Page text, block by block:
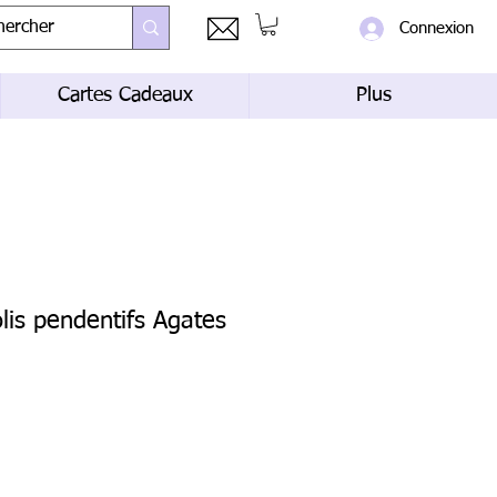
Connexion
Cartes Cadeaux Plus
pendentifs Agates